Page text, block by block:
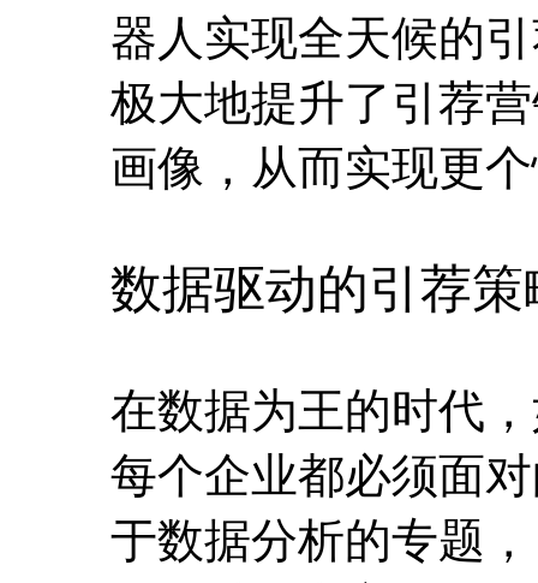
器人实现全天候的
极大地提升了引荐
画像，从而实现更
数据驱动的引荐策
在数据为王的时代
每个企业都必须面
于数据分析的专题